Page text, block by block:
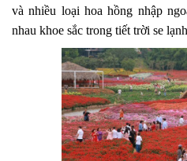
và nhiều loại hoa hồng nhập
nhau khoe sắc trong tiết trời se